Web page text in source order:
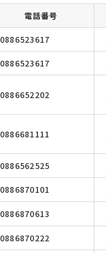
電話番号
0886523617
0886523617
0886652202
0886681111
0886562525
0886870101
0886870613
0886870222